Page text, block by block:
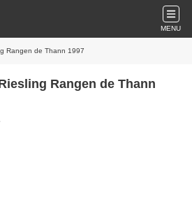
MENU
Rangen de Thann 1997
Rangen de Thann